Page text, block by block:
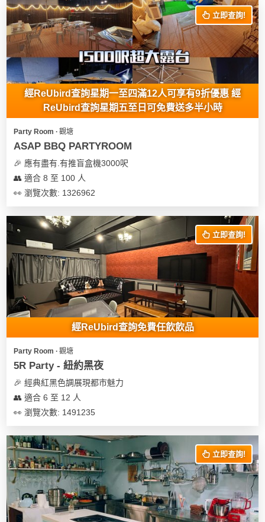
立即查詢!
經ReUbird查詢星期一至四滿12人可享有9折優惠 經
ReUbird查詢星期五至日可免費送多半小時
Party Room ∙ 觀塘
ASAP BBQ PARTYROOM
🎉 應有盡有.有推盲盒機3000呎
👥 適合 8 至 100 人
👀 瀏覽次數: 1326962
立即查詢!
經ReUbird查詢免費任飲飲品
Party Room ∙ 觀塘
5R Party - 紐約黑夜
🎉 經典紅黑色調展現都市魅力
👥 適合 6 至 12 人
👀 瀏覽次數: 1491235
立即查詢!